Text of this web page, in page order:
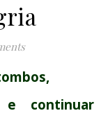
continuar